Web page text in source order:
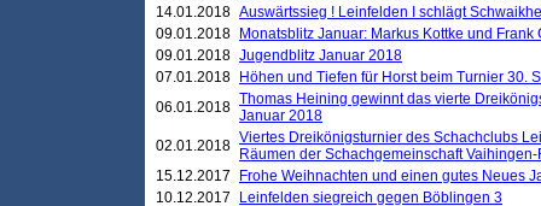
14.01.2018 Auswärtssieg ! Leinfelden I schlägt
09.01.2018
Monatsblitz Januar: Markus Kottke und
09.01.2018 Jugendblitz Januar 2018
07.01.2018
Höhen und Tiefen für Horst beim Turnier 30.
06.01.2018 Thomas Heining gewinnt das vierte
Januar 2018
02.01.2018 Viertes Dreikönigsturnier des Schachclubs
Räumen der Schachgemeinschaft
15.12.2017
Frohe Weihnachten und einen gutes Neues
10.12.2017
Leinfelden siegreich gegen Böblingen 3